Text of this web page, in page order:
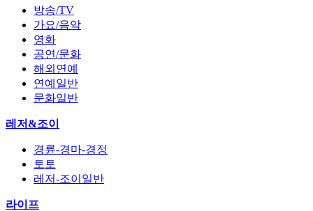
방송/TV
가요/음악
영화
공연/문화
해외연예
연예일반
문화일반
레저&조이
경륜-경마-경정
토토
레저-조이일반
라이프